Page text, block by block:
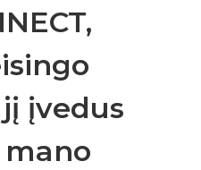
įvedus